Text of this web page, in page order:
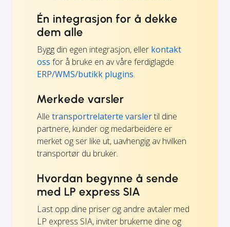
Én integrasjon for å dekke
dem alle
Bygg din egen integrasjon, eller kontakt
oss for å bruke en av våre ferdiglagde
ERP/WMS/butikk plugins.
Merkede varsler
Alle transportrelaterte varslertil dine
partnere, kunder og medarbeidere er
merket og ser like ut, uavhengig av hvilken
transportør du bruker.
Hvordan begynne å sende
med LP express SIA
Last opp dine priser og andre avtaler med
LP express SIA, inviter brukerne dine og